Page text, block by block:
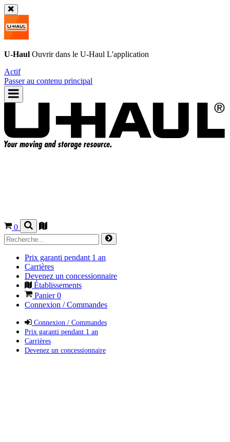
U-Haul Ouvrir dans le U-Haul L'application
Actif
Passer au contenu principal
0
Prix garanti pendant 1 an
Carrières
Devenez un concessionnaire
Établissements
Panier0
Connexion / Commandes
Connexion / Commandes
Prix garanti pendant 1 an
Carrières
Devenez un concessionnaire